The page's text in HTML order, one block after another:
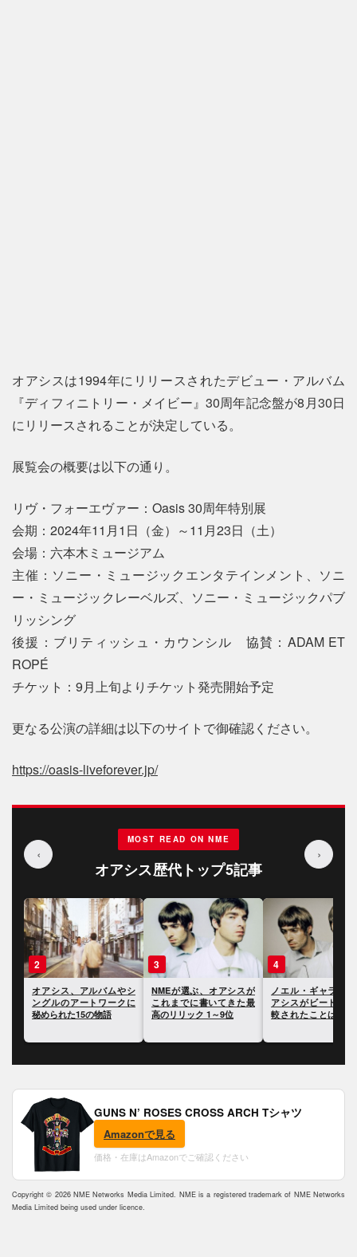
オアシスは1994年にリリースされたデビュー・アルバム
『ディフィニトリー・メイビー』30周年記念盤が8月30日
にリリースされることが決定している。
展覧会の概要は以下の通り。
リヴ・フォーエヴァー：Oasis 30周年特別展
会期：2024年11月1日（金）～11月23日（土）
会場：六本木ミュージアム
主催：ソニー・ミュージックエンタテインメント、ソニ
ー・ミュージックレーベルズ、ソニー・ミュージックパブ
リッシング
後援：ブリティッシュ・カウンシル 協賛：ADAM ET
ROPÉ
チケット：9月上旬よりチケット発売開始予定
更なる公演の詳細は以下のサイトで御確認ください。
https://oasis-liveforever.jp/
‹
MOST READ ON NME
オアシス歴代トップ5記事
›
3
NMEが選ぶ、オアシスが
これまでに書いてきた最
高のリリック 1～9位
4
ノエル・ギャラガー、オ
アシスがビートルズと比
較されたことは「きまり
5
ポール・マッカー
ー、オアシスのキ
における最大の過
GUNS N’ ROSES CROSS ARCH Tシャツ
Amazonで見る
価格・在庫はAmazonでご確認ください
Copyright © 2026 NME Networks Media Limited. NME is a registered trademark of NME Networks
Media Limited being used under licence.